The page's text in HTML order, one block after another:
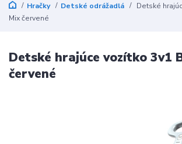
Hračky Detské odrážadlá
Detské
Mix červené
Detské hrajúce vozítko 3v1
červené